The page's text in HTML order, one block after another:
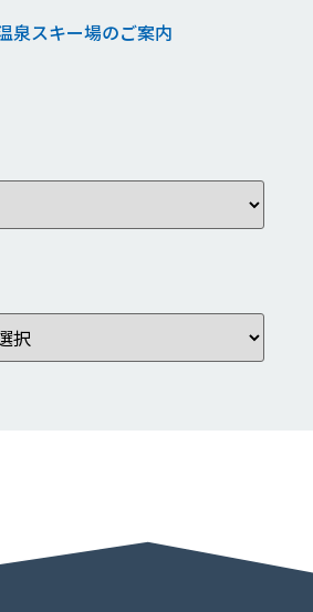
泉スキー場のご案内